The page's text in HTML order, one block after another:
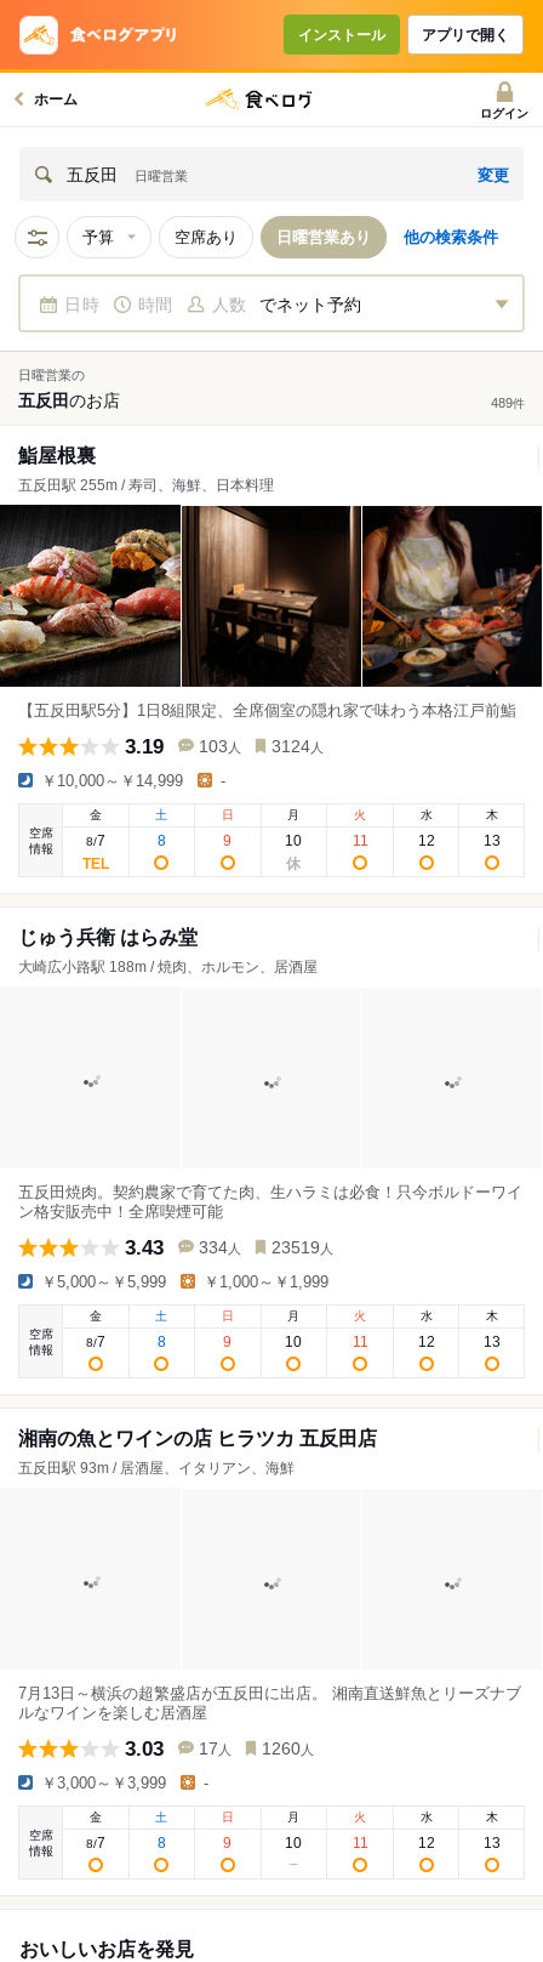
インストール アプリで開く
ホーム
ログイン
五反田 日曜営業 変更
予算 空席あり 日曜営業あり 他の検索条件
日時 時間 人数 でネット予約
日曜営業の
五反田のお店 489件
鮨屋根裏
五反田駅 255m / 寿司、海鮮、日本料理
【五反田駅5分】1日8組限定、全席個室の隠れ家で味わう本格江戸前鮨
3.19 103 人 3124 人
￥10,000～￥14,999 -
空席
情報
金
8/7
土
8
日
9
月
10
火
11
水
12
木
13
じゅう兵衛 はらみ堂
大崎広小路駅 188m / 焼肉、ホルモン、居酒屋
五反田焼肉。契約農家で育てた肉、生ハラミは必食！只今ボルドーワイ
ン格安販売中！全席喫煙可能
3.43 334 人 23519 人
￥5,000～￥5,999 ￥1,000～￥1,999
空席
情報
金
8/7
土
8
日
9
月
10
火
11
水
12
木
13
湘南の魚とワインの店 ヒラツカ 五反田店
五反田駅 93m / 居酒屋、イタリアン、海鮮
7月13日～横浜の超繁盛店が五反田に出店。 湘南直送鮮魚とリーズナブ
ルなワインを楽しむ居酒屋
3.03 17 人 1260 人
￥3,000～￥3,999 -
空席
情報
金
8/7
土
8
日
9
月
10
火
11
水
12
木
13
おいしいお店を発見